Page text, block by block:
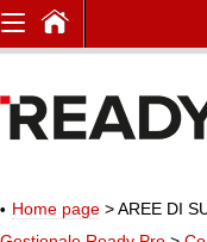
Home page > AREE DI